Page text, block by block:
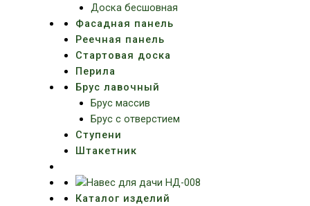
Доска бесшовная
Фасадная панель
Реечная панель
Стартовая доска
Перила
Брус лавочный
Брус массив
Брус с отверстием
Ступени
Штакетник
Каталог изделий